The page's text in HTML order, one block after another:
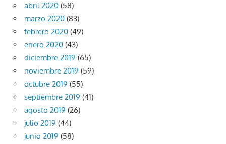
abril 2020 (58)
marzo 2020 (83)
febrero 2020 (49)
enero 2020 (43)
diciembre 2019 (65)
noviembre 2019 (59)
octubre 2019 (55)
septiembre 2019 (41)
agosto 2019 (26)
julio 2019 (44)
junio 2019 (58)